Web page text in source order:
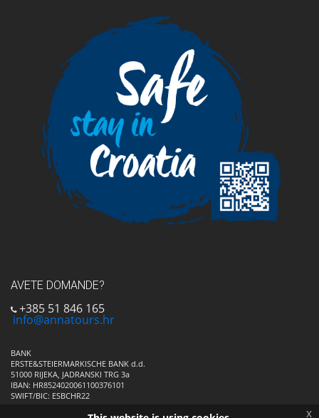
AVETE DOMANDE?
+385 51 846 165
info@annatours.hr
BANK
ERSTE&STEIERMARKISCHE BANK d.d.
51000 RIJEKA, JADRANSKI TRG 3a
IBAN: HR8524020061100376101
SWIFT/BIC: ESBCHR22
x